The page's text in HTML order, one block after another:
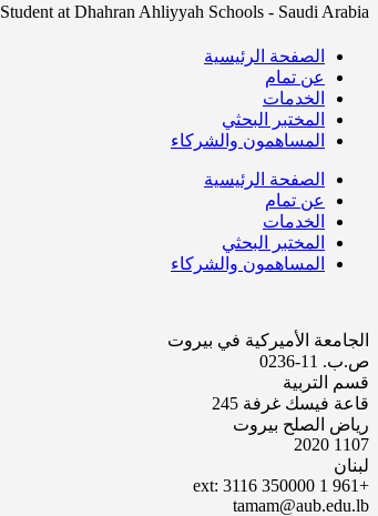
Student at Dhahran Ahliyyah Schools - Saudi Arabia
الصفحة الرئيسية
عن تمام
الخدمات
المختبر البحثي
المساهمون والشركاء
الصفحة الرئيسية
عن تمام
الخدمات
المختبر البحثي
المساهمون والشركاء
الجامعة الأميركية في بيروت
ص.ب. 11-0236
قسم التربية
قاعة فيسك غرفة 245
رياض الصلح بيروت
1107 2020
لبنان
+961 1 350000 ext: 3116
tamam@aub.edu.lb